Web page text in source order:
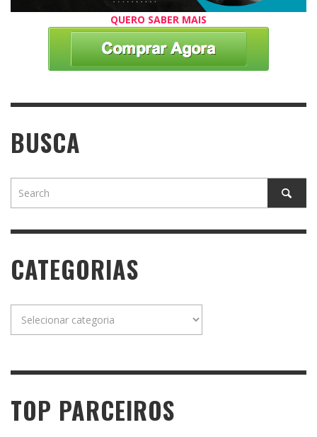
QUERO SABER MAIS
BUSCA
CATEGORIAS
TOP PARCEIROS